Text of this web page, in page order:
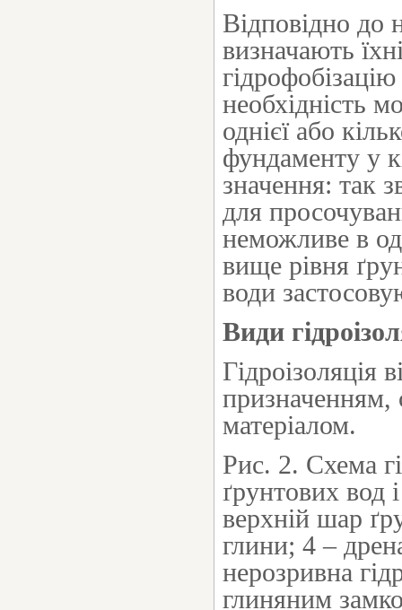
Відповідно до
визначають
необхідність
однієї або
фундаменту у
значення: так
для
неможливе в
вище рівня
води
Види
Гідроізоляція
призначенням,
матеріалом.
Рис. 2. Схема
ґрунтових вод
верхній шар
глини; 4 –
нерозривна
глиняним